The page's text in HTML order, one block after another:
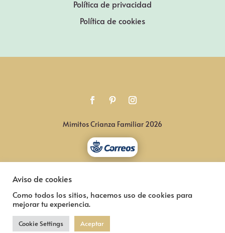
Política de privacidad
Política de cookies
Mimitos Crianza Familiar 2026
Aviso de cookies
Como todos los sitios, hacemos uso de cookies para
mejorar tu experiencia.
Cookie Settings Aceptar